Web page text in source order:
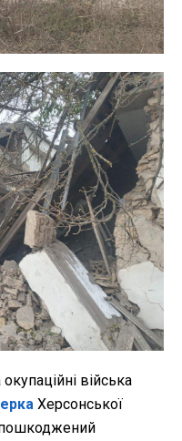
війська
Херсонської
пошкоджений